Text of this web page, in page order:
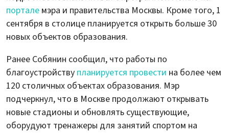
портале мэра и правительства Москвы. Кроме того, 1
сентября в столице планируется открыть больше 30
новых объектов образования.
Ранее Собянин сообщил, что работы по
благоустройству планируется провести на более чем
120 столичных объектах образования. Мэр
подчеркнул, что в Москве продолжают открывать
новые стадионы и обновлять существующие,
оборудуют тренажеры для занятий спортом на